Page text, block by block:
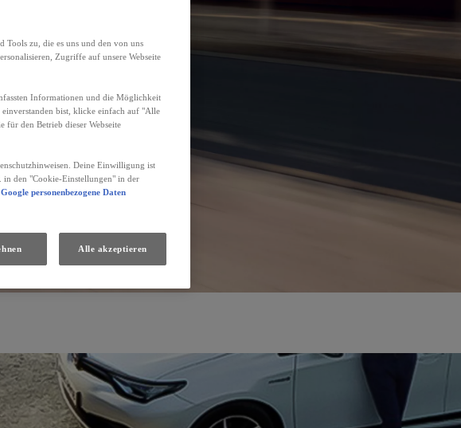
zu, die es uns und den von uns
Zugriffe auf unsere Webseite
Informationen und die Möglichkeit
bist, klicke einfach auf "Alle
für den Betrieb dieser Webseite
Deine Einwilligung ist
den "Cookie-Einstellungen" in der
personenbezogene Daten
Alle akzeptieren